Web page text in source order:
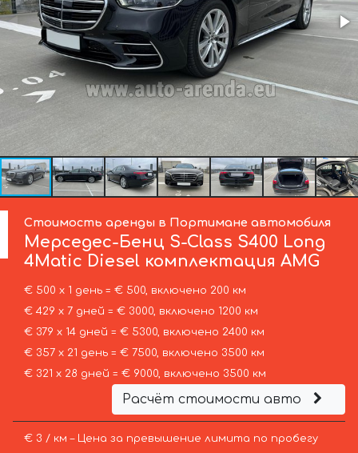
Стоимость аренды в Портимане автомобиля
Мерседес-Бенц S-Class S400 Long
4Matic Diesel комплектация AMG
€ 500 х 1 день = € 500, включено 200 км
€ 429 х 7 дней = € 3000, включено 1200 км
€ 379 х 14 дней = € 5300, включено 2400 км
€ 357 х 21 день = € 7500, включено 3500 км
€ 321 х 28 дней = € 9000, включено 3500 км
Расчёт стоимости авто
€ 3 / км – Цена за превышение лимита по пробегу